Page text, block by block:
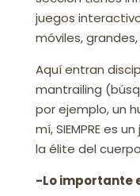
juegos
móviles,
Aquí entran
mantrailing
por ejemplo, un
mí, SIEMPRE es
la élite del
-Lo importante